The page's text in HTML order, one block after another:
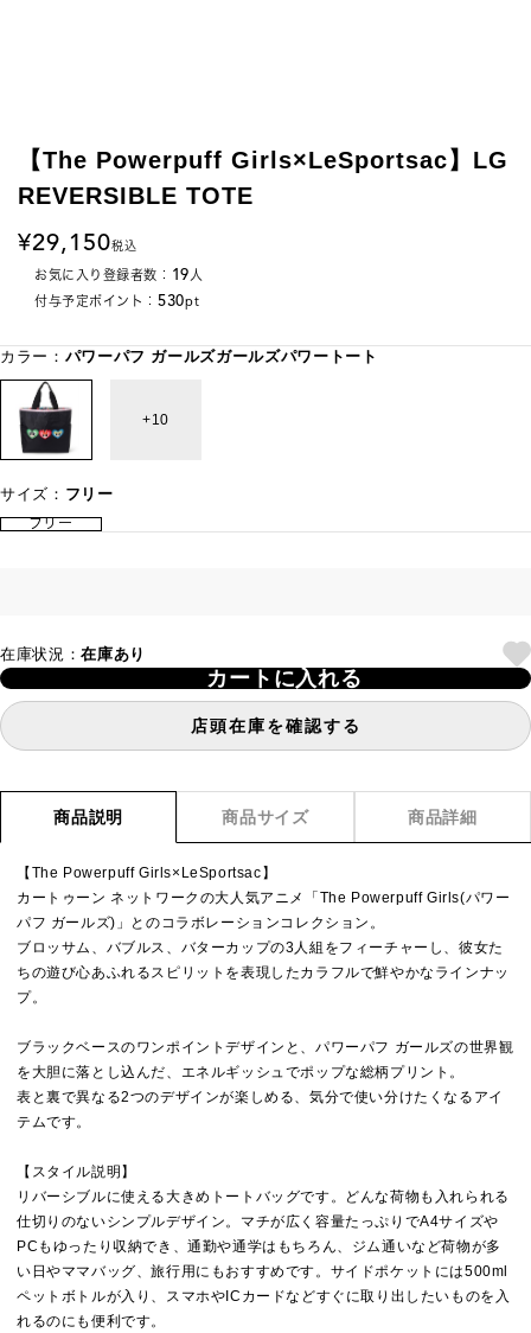
【The Powerpuff Girls×LeSportsac】LG
REVERSIBLE TOTE
29,150税込
お気に入り登録者数： 19人
付与予定ポイント： 530pt
カラー： パワーパフ ガールズガールズパワートート
10
サイズ： フリー
フリー
在庫状況：在庫あり
カートに入れる
店頭在庫を確認する
商品説明 商品サイズ 商品詳細
【The Powerpuff Girls×LeSportsac】
カートゥーン ネットワークの大人気アニメ「The Powerpuff Girls(パワー
パフ ガールズ)」とのコラボレーションコレクション。
ブロッサム、バブルス、バターカップの3人組をフィーチャーし、彼女た
ちの遊び心あふれるスピリットを表現したカラフルで鮮やかなラインナッ
プ。
ブラックベースのワンポイントデザインと、パワーパフ ガールズの世界観
を大胆に落とし込んだ、エネルギッシュでポップな総柄プリント。
表と裏で異なる2つのデザインが楽しめる、気分で使い分けたくなるアイ
テムです。
【スタイル説明】
リバーシブルに使える大きめトートバッグです。どんな荷物も入れられる
仕切りのないシンプルデザイン。マチが広く容量たっぷりでA4サイズや
PCもゆったり収納でき、通勤や通学はもちろん、ジム通いなど荷物が多
い日やママバッグ、旅行用にもおすすめです。サイドポケットには500ml
ペットボトルが入り、スマホやICカードなどすぐに取り出したいものを入
れるのにも便利です。